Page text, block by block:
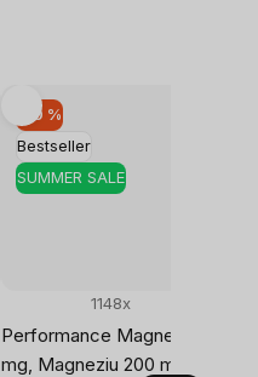
Bestseller
SUMMER SALE
–10 %
Performance Magnesium®
mg, Magneziu 200 mg +
1148x